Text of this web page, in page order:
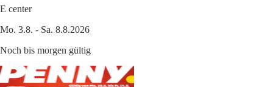
E center
Mo. 3.8. - Sa. 8.8.2026
Noch bis morgen gültig